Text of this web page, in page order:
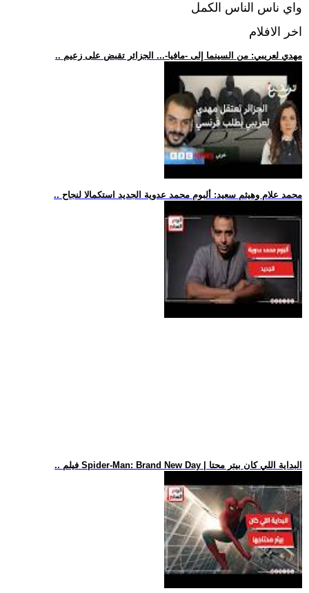
واي ناس الناس الكمل
اخر الافلام
.. مهدي لعريبي: من السينما إلى -مافيا-... الجزائر تقبض على زعيم
.. محمد علام وهيثم سعيد: ألبوم محمد عدوية الجديد استكمالا لنجاح
.. فيلم Spider-Man: Brand New Day | البداية اللي كان بيتر محتا